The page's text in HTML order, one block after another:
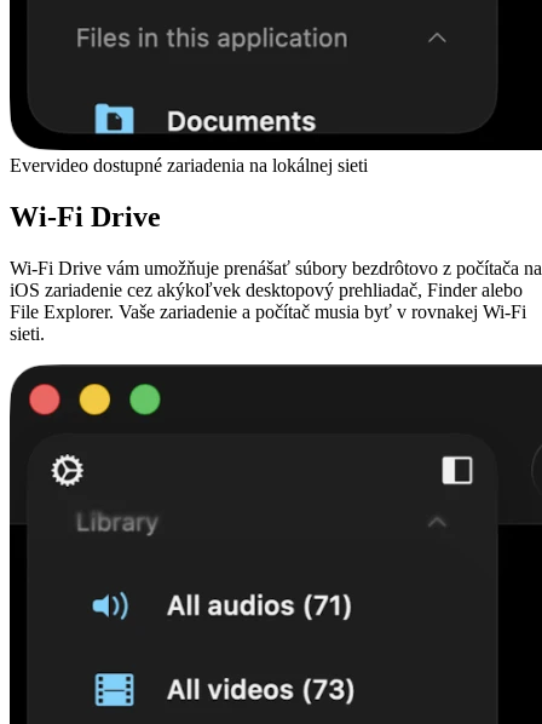
Evervideo dostupné zariadenia na lokálnej sieti
Wi-Fi Drive
Wi-Fi Drive vám umožňuje prenášať súbory bezdrôtovo z počítača na
iOS zariadenie cez akýkoľvek desktopový prehliadač, Finder alebo
File Explorer. Vaše zariadenie a počítač musia byť v rovnakej Wi-Fi
sieti.